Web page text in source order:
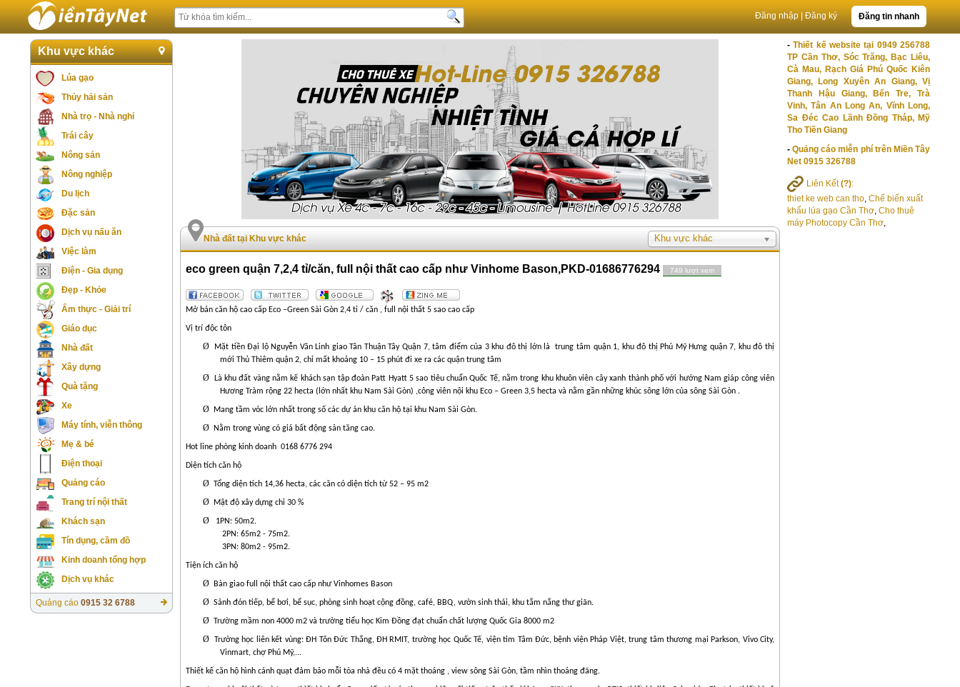
Đăng tin nhanh
Đăng nhập Đăng ký
Khu vực khác
Lúa gạo
Thủy hải sản
Nhà trọ - Nhà nghỉ
Trái cây
Nông sản
Nông nghiệp
Du lịch
Đặc sản
Dịch vụ nấu ăn
Việc làm
Điện - Gia dụng
Đẹp - Khỏe
Ẩm thực - Giải trí
Giáo dục
Nhà đất
Xây dựng
Quà tặng
Xe
Máy tính, viễn thông
Mẹ & bé
Điện thoại
Quảng cáo
Trang trí nội thất
Khách sạn
Tín dụng, cầm đồ
Kinh doanh tổng hợp
Dịch vụ khác
Quảng cáo 0915 32 6788
-Thiết kế website tại 0949 256788
TP Cần Thơ, Sóc Trăng, Bạc Liêu,
Cà Mau, Rạch Giá Phú Quốc Kiên
Giang, Long Xuyên An Giang, Vị
Thanh Hậu Giang, Bến Tre, Trà
Vinh, Tân An Long An, Vĩnh Long,
Sa Đéc Cao Lãnh Đồng Tháp, Mỹ
Tho Tiền Giang
-Quảng cáo miễn phí trên Miền Tây
Net 0915 326788
Liên Kết(?):
thiet ke web can tho, Chế biến xuất
khẩu lúa gạo Cần Thơ, Cho thuê
máy Photocopy Cần Thơ,
Nhà đất tại Khu vực khác
Khu vực khác
eco green quận 7,2,4 tỉ/căn, full nội thất cao cấp như Vinhome Bason,PKD-01686776294 749 lượt xem
Mở bán căn hộ cao cấp Eco –Green Sài Gòn 2,4 tỉ / căn , full nội thất 5 sao cao cấp
Vị trí độc tôn
Ø Mặt tiền Đại lộ Nguyễn Văn Linh giao Tân Thuận Tây Quận 7, tâm điểm của 3 khu đô thị lớn là
trung tâm quận 1, khu đô thị Phú Mỹ Hưng quận 7, khu đô thị
mới Thủ Thiêm quận 2, chỉ mất khoảng 10 – 15 phút đi xe ra các quận trung tâm
Ø
Là khu đất vàng nằm kế khách sạn tập đoàn Patt Hyatt 5 sao tiêu chuẩn Quốc Tế, nằm trong khu khuôn viên cây xanh thành phố với hướng Nam giáp công viên
Hương Tràm rộng 22 hecta (lớn nhất khu Nam Sài Gòn) ,công viên nội khu Eco – Green 3,5 hecta và nằm gần những khúc sông lớn của sông Sài Gòn .
Ø Mang tầm vóc lớn nhất trong số các dự án khu căn hộ tại khu Nam Sài Gòn.
Ø Nằm trong vùng có giá bất động sản tăng cao.
Hot line phòng kinh doanh 0168 6776 294
Diện tích căn hộ
Ø Tổng diện tích 14,36 hecta, các căn có diện tích từ 52 – 95 m2
Ø Mật độ xây dựng chỉ 30 %
Ø
1PN: 50m2.
2PN: 65m2 - 75m2.
3PN: 80m2 - 95m2.
Tiện ích căn hộ
Ø Bàn giao full nội thất cao cấp như Vinhomes Bason
Ø Sảnh đón tiếp, bể bơi, bể sục, phòng sinh hoạt cộng đồng, café, BBQ, vườn sinh thái, khu tắm nắng thư giãn.
Ø Trường mầm non 4000 m2 và trường tiểu học Kim Đồng đạt chuẩn chất lượng Quốc Gia 8000 m2
Ø Trường học liên kết vùng: ĐH Tôn Đức Thắng, ĐH RMIT, trường học Quốc Tế, viện tim Tâm Đức, bệnh viện Pháp Việt, trung tâm thương mại Parkson, Vivo City,
Vinmart, chợ Phú Mỹ,...
Thiết kế căn hộ hình cánh quạt đảm bảo mỗi tòa nhà đều có 4 mặt thoáng , view sông Sài Gòn, tầm nhìn thoáng đãng.